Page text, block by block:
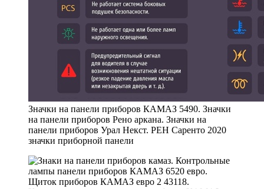
Значки на панели приборов КАМАЗ 5490. Значки
на панели приборов Рено аркана. Значки на
панели приборов Урал Некст. РЕН Саренто 2020
значки приборной панели